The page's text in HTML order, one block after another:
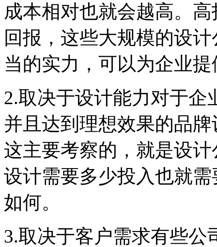
成本相对也就会越高。
回报，这些大规模的设
当的实力，可以为企业
2.取决于设计能力对于
并且达到理想效果的品
这主要考察的，就是设
设计需要多少投入也就
如何。
3.取决于客户需求有些